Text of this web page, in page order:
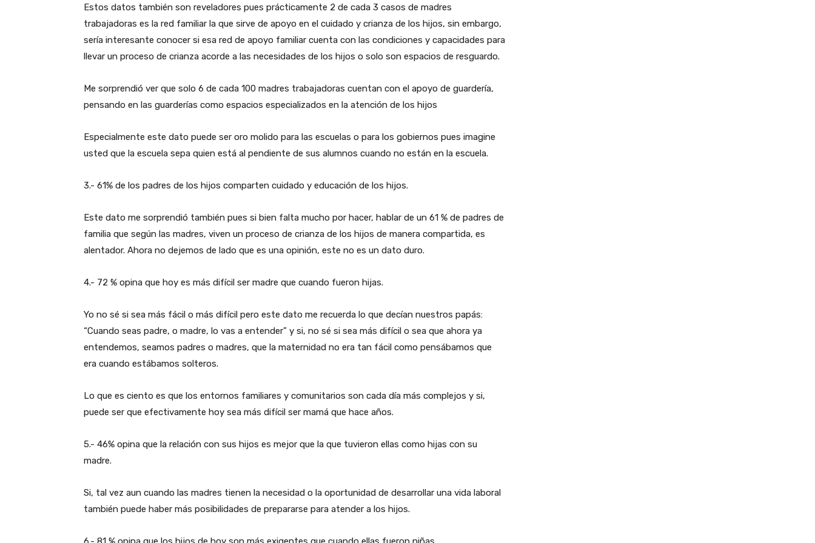
Estos datos también son reveladores pues prácticamente 2 de cada 3 casos de madres
trabajadoras es la red familiar la que sirve de apoyo en el cuidado y crianza de los hijos, sin embargo,
sería interesante conocer si esa red de apoyo familiar cuenta con las condiciones y capacidades para
llevar un proceso de crianza acorde a las necesidades de los hijos o solo son espacios de resguardo.
Me sorprendió ver que solo 6 de cada 100 madres trabajadoras cuentan con el apoyo de guardería,
pensando en las guarderías como espacios especializados en la atención de los hijos
Especialmente este dato puede ser oro molido para las escuelas o para los gobiernos pues imagine
usted que la escuela sepa quien está al pendiente de sus alumnos cuando no están en la escuela.
3.- 61% de los padres de los hijos comparten cuidado y educación de los hijos.
Este dato me sorprendió también pues si bien falta mucho por hacer, hablar de un 61 % de padres de
familia que según las madres, viven un proceso de crianza de los hijos de manera compartida, es
alentador. Ahora no dejemos de lado que es una opinión, este no es un dato duro.
4.- 72 % opina que hoy es más difícil ser madre que cuando fueron hijas.
Yo no sé si sea más fácil o más difícil pero este dato me recuerda lo que decían nuestros papás:
“Cuando seas padre, o madre, lo vas a entender” y si, no sé si sea más difícil o sea que ahora ya
entendemos, seamos padres o madres, que la maternidad no era tan fácil como pensábamos que
era cuando estábamos solteros.
Lo que es ciento es que los entornos familiares y comunitarios son cada día más complejos y si,
puede ser que efectivamente hoy sea más difícil ser mamá que hace años.
5.- 46% opina que la relación con sus hijos es mejor que la que tuvieron ellas como hijas con su
madre.
Si, tal vez aun cuando las madres tienen la necesidad o la oportunidad de desarrollar una vida laboral
también puede haber más posibilidades de prepararse para atender a los hijos.